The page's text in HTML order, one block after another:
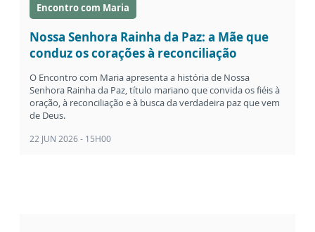
Encontro com Maria
Nossa Senhora Rainha da Paz: a Mãe que
conduz os corações à reconciliação
O Encontro com Maria apresenta a história de Nossa
Senhora Rainha da Paz, título mariano que convida os fiéis à
oração, à reconciliação e à busca da verdadeira paz que vem
de Deus.
22 JUN 2026 - 15H00